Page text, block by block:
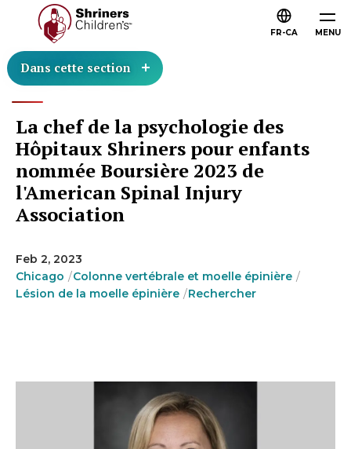
MENU
FR-CA
Dans cette section
La chef de la psychologie des
Hôpitaux Shriners pour enfants
nommée Boursière 2023 de
l'American Spinal Injury
Association
Feb 2, 2023
Chicago
Colonne vertébrale et moelle épinière
Lésion de la moelle épinière
Rechercher